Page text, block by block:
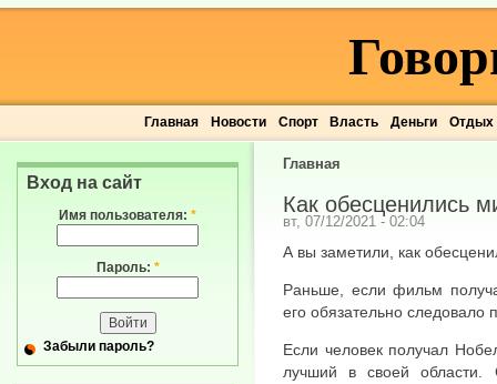
Главная Новости Спорт Власть Деньги Отдых
Главная
Как обесценились
вт, 07/12/2021 - 02:04
А вы заметили, как
Раньше, если фильм
его обязательно следовало
Если человек получал
лучший в своей области.
Вход на сайт
Имя пользователя: *
Пароль: *
Забыли пароль?